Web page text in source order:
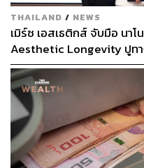
สำหรับ We Are Ready ใ
ต้องการตอกย้ำให้เห็นถึงค
ศึกษา (Ready to Inspire)
Protect) ด้านงานวิชาการ ง
ด้านการเป็นสะพานบุญเพื่อ
Ready to Inspire: ‘พร้
แพทย์ที่ดีมีคุณภาพแก่สั
THAILAND / NEWS
เมิร์ซ เอสเธติกส์ จับมือ นา
Aesthetic Longevity ปูทา
[PR NEWS]